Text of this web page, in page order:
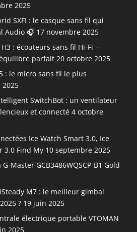
2025
SXFI : le casque sans fil qui
Audio 🎧 17 novembre 2025
H3 : écouteurs sans fil Hi-Fi –
parfait 20 octobre 2025
: le micro sans fil le plus
2025
SwitchBot : un ventilateur
et connecté 4 octobre
Ice Watch Smart 3.0, Ice
3.0 Find My 10 septembre 2025
Master GCB3486WQSCP-B1 Gold
M7 : le meilleur gimbal
? 19 juin 2025
électrique portable VTOMAN
2025